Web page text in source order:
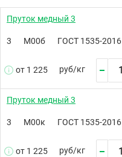
Пруток медный 3
3 М00б ГОСТ 1535-2016
от 1 225 руб/кг
Пруток медный 3
3 М00к ГОСТ 1535-2016
от 1 225 руб/кг